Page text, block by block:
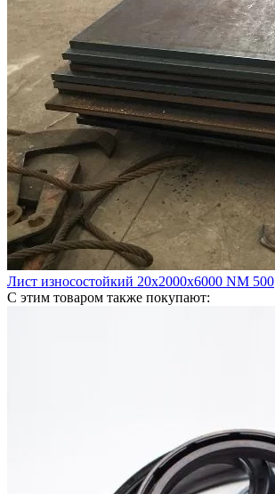
Лист износостойкий 20х2000х6000 NM 500
С этим товаром также покупают: